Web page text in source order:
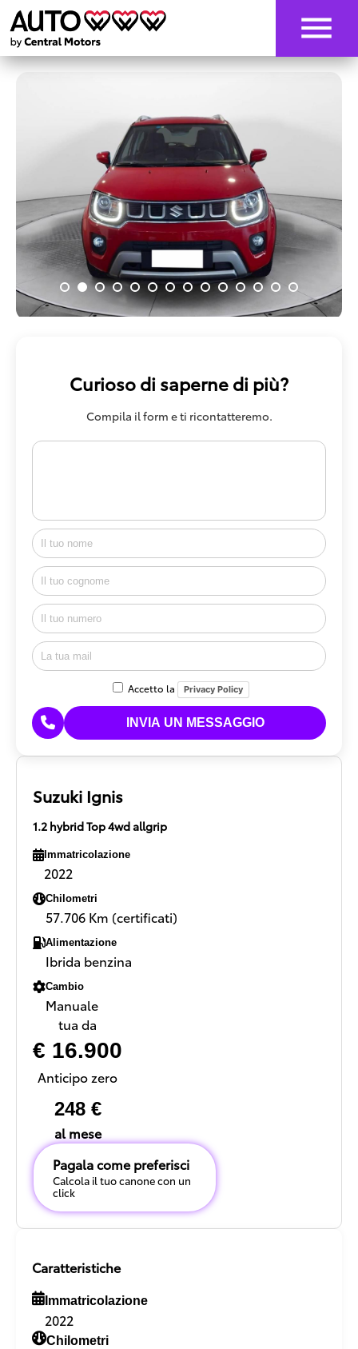
Curioso di saperne di più?
Compila il form e ti ricontatteremo.
Accetto la Privacy Policy
Suzuki Ignis
1.2 hybrid Top 4wd allgrip
Immatricolazione
2022
Chilometri
57.706 Km (certificati)
Alimentazione
Ibrida benzina
Cambio
Manuale
tua da
€ 16.900
Anticipo zero
248 €
al mese
Pagala come preferisci
Calcola il tuo canone con un
click
Caratteristiche
Immatricolazione
2022
Chilometri